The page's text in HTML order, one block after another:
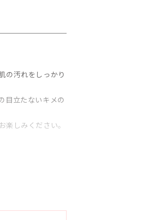
の汚れをしっかり
目立たないキメの
しみください。